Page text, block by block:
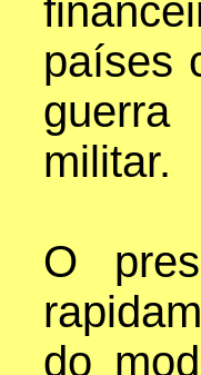
países
guerra
militar.
O
do